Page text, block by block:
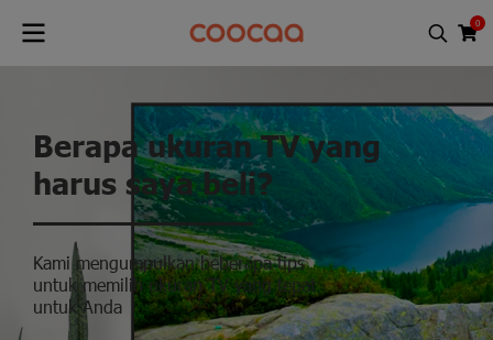
0
Berapa ukuran TV yang
harus saya beli?
Kami mengumpulkan beberapa tips
untuk memilih ukuran TV yang tepat
untuk Anda